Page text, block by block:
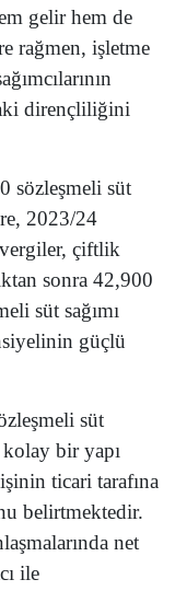
gelir hem de
rağmen, işletme
dirençliliğini
sözleşmeli süt
2023/24
çiftlik
sonra 42,900
süt sağımı
güçlü
süt
bir yapı
ticari tarafına
belirtmektedir.
net
ile